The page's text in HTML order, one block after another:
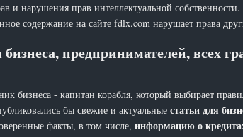
и нарушения прав интеллектуальной
содержание на сайте fdlx.com нарушает права
предпринимателей, всех
бизнеса - капитан корабля, который выбирает
бы свежие и актуальные статьи для
факты, в том числе, информацию о